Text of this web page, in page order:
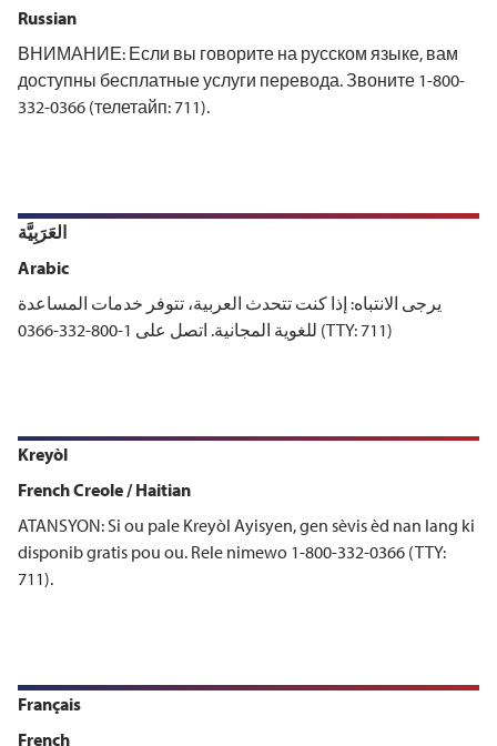
Russian
ВНИМАНИЕ: Если вы говорите на русском языке, вам
доступны бесплатные услуги перевода. Звоните 1-800-
332-0366 (телетайп: 711).
العَرَبِيَّة
Arabic
يرجى الانتباه: إذا كنت تتحدث العربية، تتوفر خدمات المساعدة
للغوية المجانية. اتصل على 1-800-332-0366 (TTY: 711)
Kreyòl
French Creole / Haitian
ATANSYON: Si ou pale Kreyòl Ayisyen, gen sèvis èd nan lang ki
disponib gratis pou ou. Rele nimewo 1-800-332-0366 (TTY:
711).
Français
French